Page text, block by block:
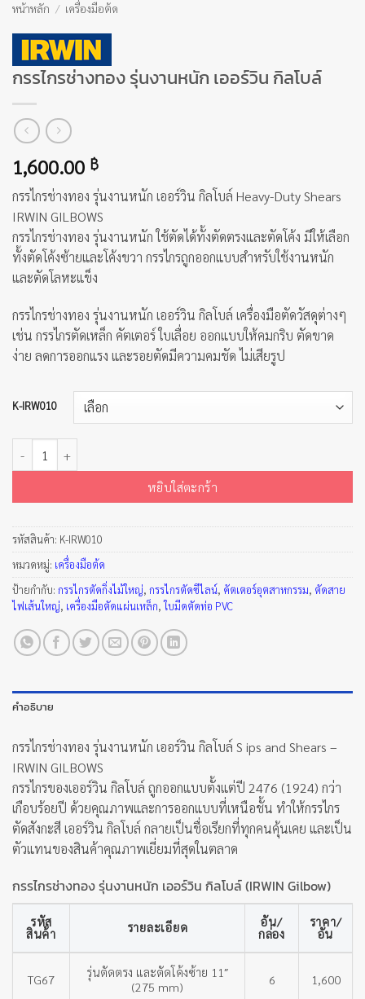
หน้าหลัก / เครื่องมือต้ด
กรรไกรช่างทอง รุ่นงานหนัก เออร์วิน กิลโบล์
1,600.00 ฿
กรรไกรช่างทอง รุ่นงานหนัก เออร์วิน กิลโบล์ Heavy-Duty Shears
IRWIN GILBOWS
กรรไกรช่างทอง รุ่นงานหนัก ใช้ตัดได้ทั้งตัดตรงและตัดโค้ง มีให้เลือก
ทั้งตัดโค้งซ้ายและโค้งขวา กรรไกรถูกออกแบบสำหรับใช้งานหนัก
และตัดโลหะแข็ง
กรรไกรช่างทอง รุ่นงานหนัก เออร์วิน กิลโบล์ เครื่องมือตัดวัสดุต่างๆ
เช่น กรรไกรตัดเหล็ก คัตเตอร์ ใบเลื่อย ออกแบบให้คมกริบ ตัดขาด
ง่าย ลดการออกแรง และรอยตัดมีความคมชัด ไม่เสียรูป
K-IRW010
หยิบใส่ตะกร้า
รหัสสินค้า: K-IRW010
หมวดหมู่: เครื่องมือต้ด
ป้ายกำกับ: กรรไกรตัดกิ่งไม้ใหญ่, กรรไกรตัดซีไลน์, คัตเตอร์อุตสาหกรรม, ตัดสาย
ไฟเส้นใหญ่, เครื่องมือตัดแผ่นเหล็ก,ใบมีดตัดท่อ PVC
คำอธิบาย
กรรไกรช่างทอง รุ่นงานหนัก เออร์วิน กิลโบล์ S ips and Shears –
IRWIN GILBOWS
กรรไกรของเออร์วิน กิลโบล์ ถูกออกแบบตั้งแต่ปี 2476 (1924) กว่า
เกือบร้อยปี ด้วยคุณภาพและการออกแบบที่เหนือชั้น ทำให้กรรไกร
ตัดสังกะสี เออร์วิน กิลโบล์ กลายเป็นชื่อเรียกที่ทุกคนคุ้นเคย และเป็น
ตัวแทนของสินค้าคุณภาพเยี่ยมที่สุดในตลาด
กรรไกรช่างทอง รุ่นงานหนัก เออร์วิน กิลโบล์ (IRWIN Gilbow)
รหัส
สินค้า
รายละเอียด
อัน/
กล่อง
ราคา/
อัน
TG67
รุ่นตัดตรง และตัดโค้งซ้าย 11″
(275 mm)
6 1,600